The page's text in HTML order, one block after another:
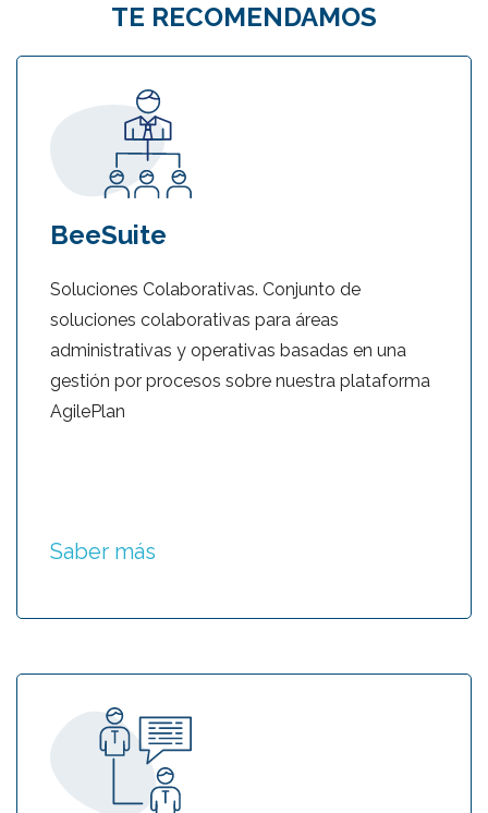
TE RECOMENDAMOS
BeeSuite
Soluciones Colaborativas. Conjunto de
soluciones colaborativas para áreas
administrativas y operativas basadas en una
gestión por procesos sobre nuestra plataforma
AgilePlan
Saber más